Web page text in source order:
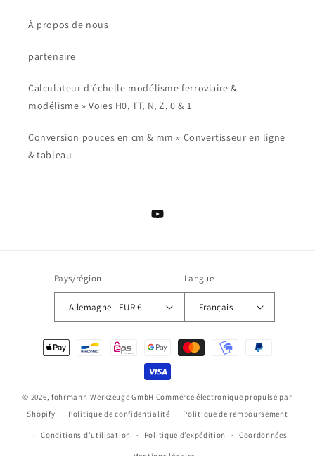
À propos de nous
partenaire
Calculateur d'échelle modélisme ferroviaire &
modélisme » Voies H0, TT, N, Z, 0 & 1
Conversion pouces en cm & mm » Convertisseur en ligne
& tableau
YouTube
Pays/région
Allemagne | EUR €
Langue
Français
Moyens
© 2026, fohrmann-Werkzeuge GmbH Commerce électronique propulsé par
Shopify
Politique de confidentialité Politique de remboursement
Conditions d’utilisation Politique d’expédition Coordonnées